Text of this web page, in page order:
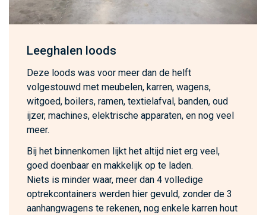
Leeghalen loods
Deze loods was voor meer dan de helft
volgestouwd met meubelen, karren, wagens,
witgoed, boilers, ramen, textielafval, banden, oud
ijzer, machines, elektrische apparaten, en nog veel
meer.
Bij het binnenkomen lijkt het altijd niet erg veel,
goed doenbaar en makkelijk op te laden.
Niets is minder waar, meer dan 4 volledige
optrekcontainers werden hier gevuld, zonder de 3
aanhangwagens te rekenen, nog enkele karren hout